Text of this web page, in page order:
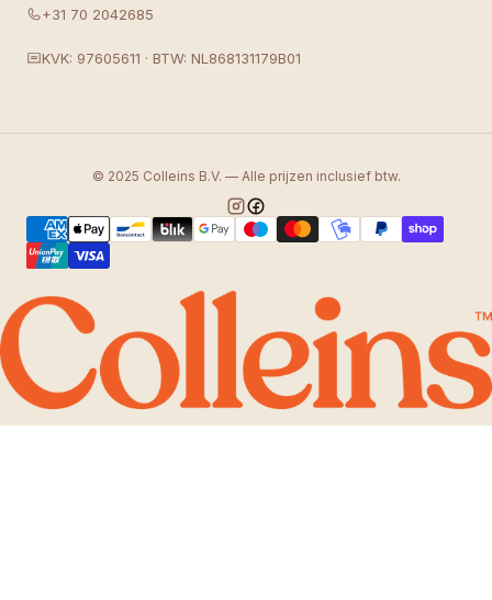
+31 70 2042685
KVK: 97605611 · BTW: NL868131179B01
© 2025 Colleins B.V. — Alle prijzen inclusief btw.